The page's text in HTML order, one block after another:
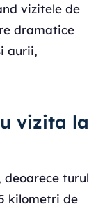
vizitele de
dramatice
aurii,
vizita la
turul
kilometri de